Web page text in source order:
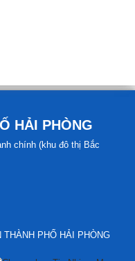
HẢI PHÒNG
chính (khu đô thị Bắc
PHỐ HẢI PHÒNG